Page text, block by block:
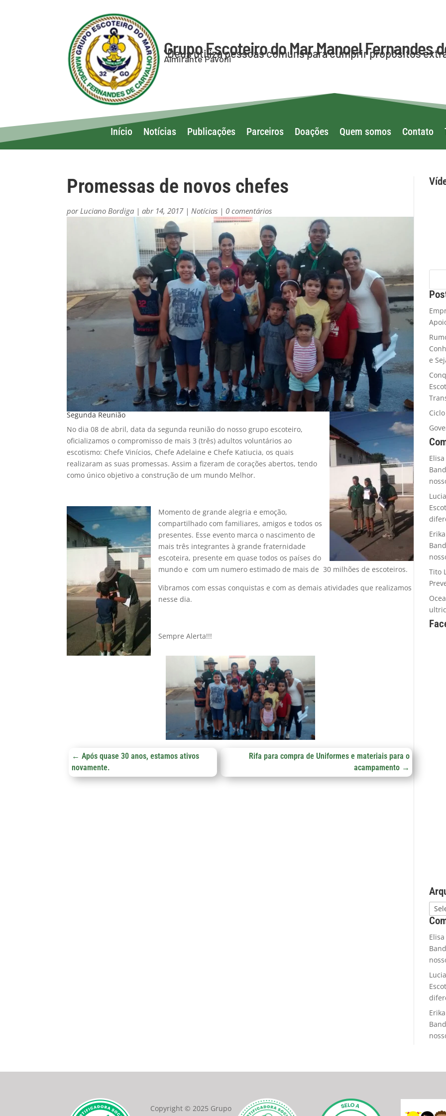
Grupo Escoteiro do Mar Manoel Fernandes
"Deus utiliza pessoas comuns para cumprir propósitos
Almirante Pavoni
Início Notícias Publicações Parceiros Doações Quem somos Contato
Promessas de novos chefes
por Luciano Bordiga |abr 14, 2017| Notícias | 0 comentários
Segunda Reunião
No dia 08 de abril, data da segunda reunião do nosso grupo escoteiro,
oficializamos o compromisso de mais 3 (três) adultos voluntários ao
escotismo: Chefe Vinícios, Chefe Adelaine e Chefe Katiucia, os quais
realizaram as suas promessas. Assim a fizeram de corações abertos, tendo
como único objetivo a construção de um mundo Melhor.
Momento de grande alegria e emoção,
compartilhado com familiares, amigos e todos os
presentes. Esse evento marca o nascimento de
mais três integrantes à grande fraternidade
escoteira, presente em quase todos os países do
mundo e com um numero estimado de mais de 30 milhões de escoteiros.
Vibramos com essas conquistas e com as demais atividades que realizamos
nesse dia.
Sempre Alerta!!!
←Após quase 30 anos, estamos ativos
novamente.
Rifa para compra de Uniformes e materiais para o
acampamento →
e
Elisa
Erika
Tito
Elisa
Erika
Copyright © 2025 Grupo